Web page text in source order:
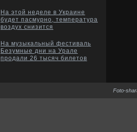
На этой неделе в Украине
будет пасмурно, температура
воздух снизится
На музыкальный фестиваль
Безумные дни на Урале
продали 26 тысяч билетов
Foto-